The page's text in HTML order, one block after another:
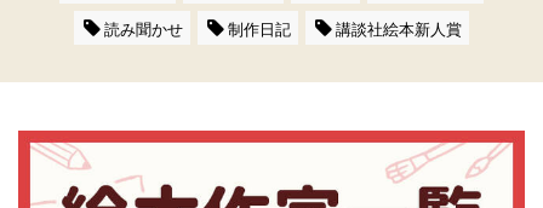
読み聞かせ
制作日記 講談社絵本新人賞